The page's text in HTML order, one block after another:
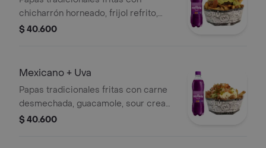
chicharrón horneado, frijol refrito,
guacamole, pico de gallo y salsas
$ 40.600
Mexicano + Uva
Papas tradicionales fritas con carne
desmechada, guacamole, sour cream,
pico de gallo y salsas a elegir.
$ 40.600